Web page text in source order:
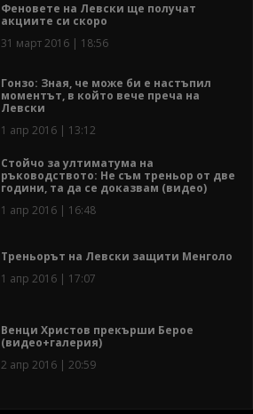
Феновете на Левски ще получат
акциите си скоро
31 март 2016 | 18:56
Гонзо: Зная, че може би е настъпил
моментът, в който вече преча на
Левски
1 апр 2016 | 13:12
Стойчо за ултиматума на
ръководството: Не съм треньор от две
години, та да се доказвам (видео)
1 апр 2016 | 16:48
Треньорът на Левски защити Менголо
1 апр 2016 | 17:07
Венци Христов прекърши Берое
(видео+галерия)
2 апр 2016 | 20:59